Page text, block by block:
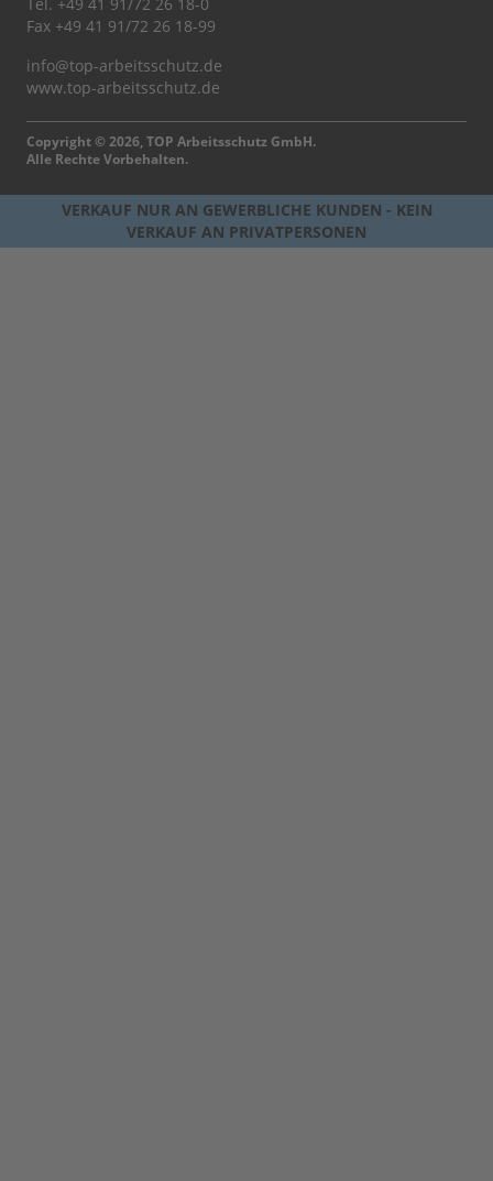
Fax +49 41 91/72 26 18-99
info@top-arbeitsschutz.de
www.top-arbeitsschutz.de
Copyright © 2026, TOP Arbeitsschutz GmbH.
Alle Rechte Vorbehalten.
VERKAUF NUR AN GEWERBLICHE KUNDEN - KEIN
VERKAUF AN PRIVATPERSONEN